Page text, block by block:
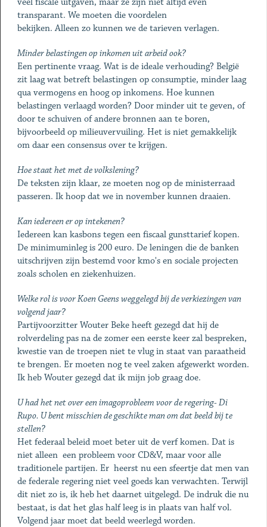
transparant. We moeten die voordelen
bekijken. Alleen zo kunnen we de tarieven verlagen.
Minder belastingen op inkomen uit arbeid ook?
Een pertinente vraag. Wat is de ideale verhouding? België
zit laag wat betreft belastingen op consumptie, minder laag
qua vermogens en hoog op inkomens. Hoe kunnen
belastingen verlaagd worden? Door minder uit te geven, of
door te schuiven of andere bronnen aan te boren,
bijvoorbeeld op milieuvervuiling. Het is niet gemakkelijk
om daar een consensus over te krijgen.
Hoe staat het met de volkslening?
De teksten zijn klaar, ze moeten nog op de ministerraad
passeren. Ik hoop dat we in november kunnen draaien.
Kan iedereen er op intekenen?
Iedereen kan kasbons tegen een fiscaal gunsttarief kopen.
De minimuminleg is 200 euro. De leningen die de banken
uitschrijven zijn bestemd voor kmo's en sociale projecten
zoals scholen en ziekenhuizen.
Welke rol is voor Koen Geens weggelegd bij de verkiezingen van
volgend jaar?
Partijvoorzitter Wouter Beke heeft gezegd dat hij de
rolverdeling pas na de zomer een eerste keer zal bespreken,
kwestie van de troepen niet te vlug in staat van paraatheid
te brengen. Er moeten nog te veel zaken afgewerkt worden.
Ik heb Wouter gezegd dat ik mijn job graag doe.
U had het net over een imagoprobleem voor de regering- Di
Rupo. U bent misschien de geschikte man om dat beeld bij te
stellen?
Het federaal beleid moet beter uit de verf komen. Dat is
niet alleen een probleem voor CD&V, maar voor alle
traditionele partijen. Er heerst nu een sfeertje dat men van
de federale regering niet veel goeds kan verwachten. Terwijl
dit niet zo is, ik heb het daarnet uitgelegd. De indruk die nu
bestaat, is dat het glas half leeg is in plaats van half vol.
Volgend jaar moet dat beeld weerlegd worden.